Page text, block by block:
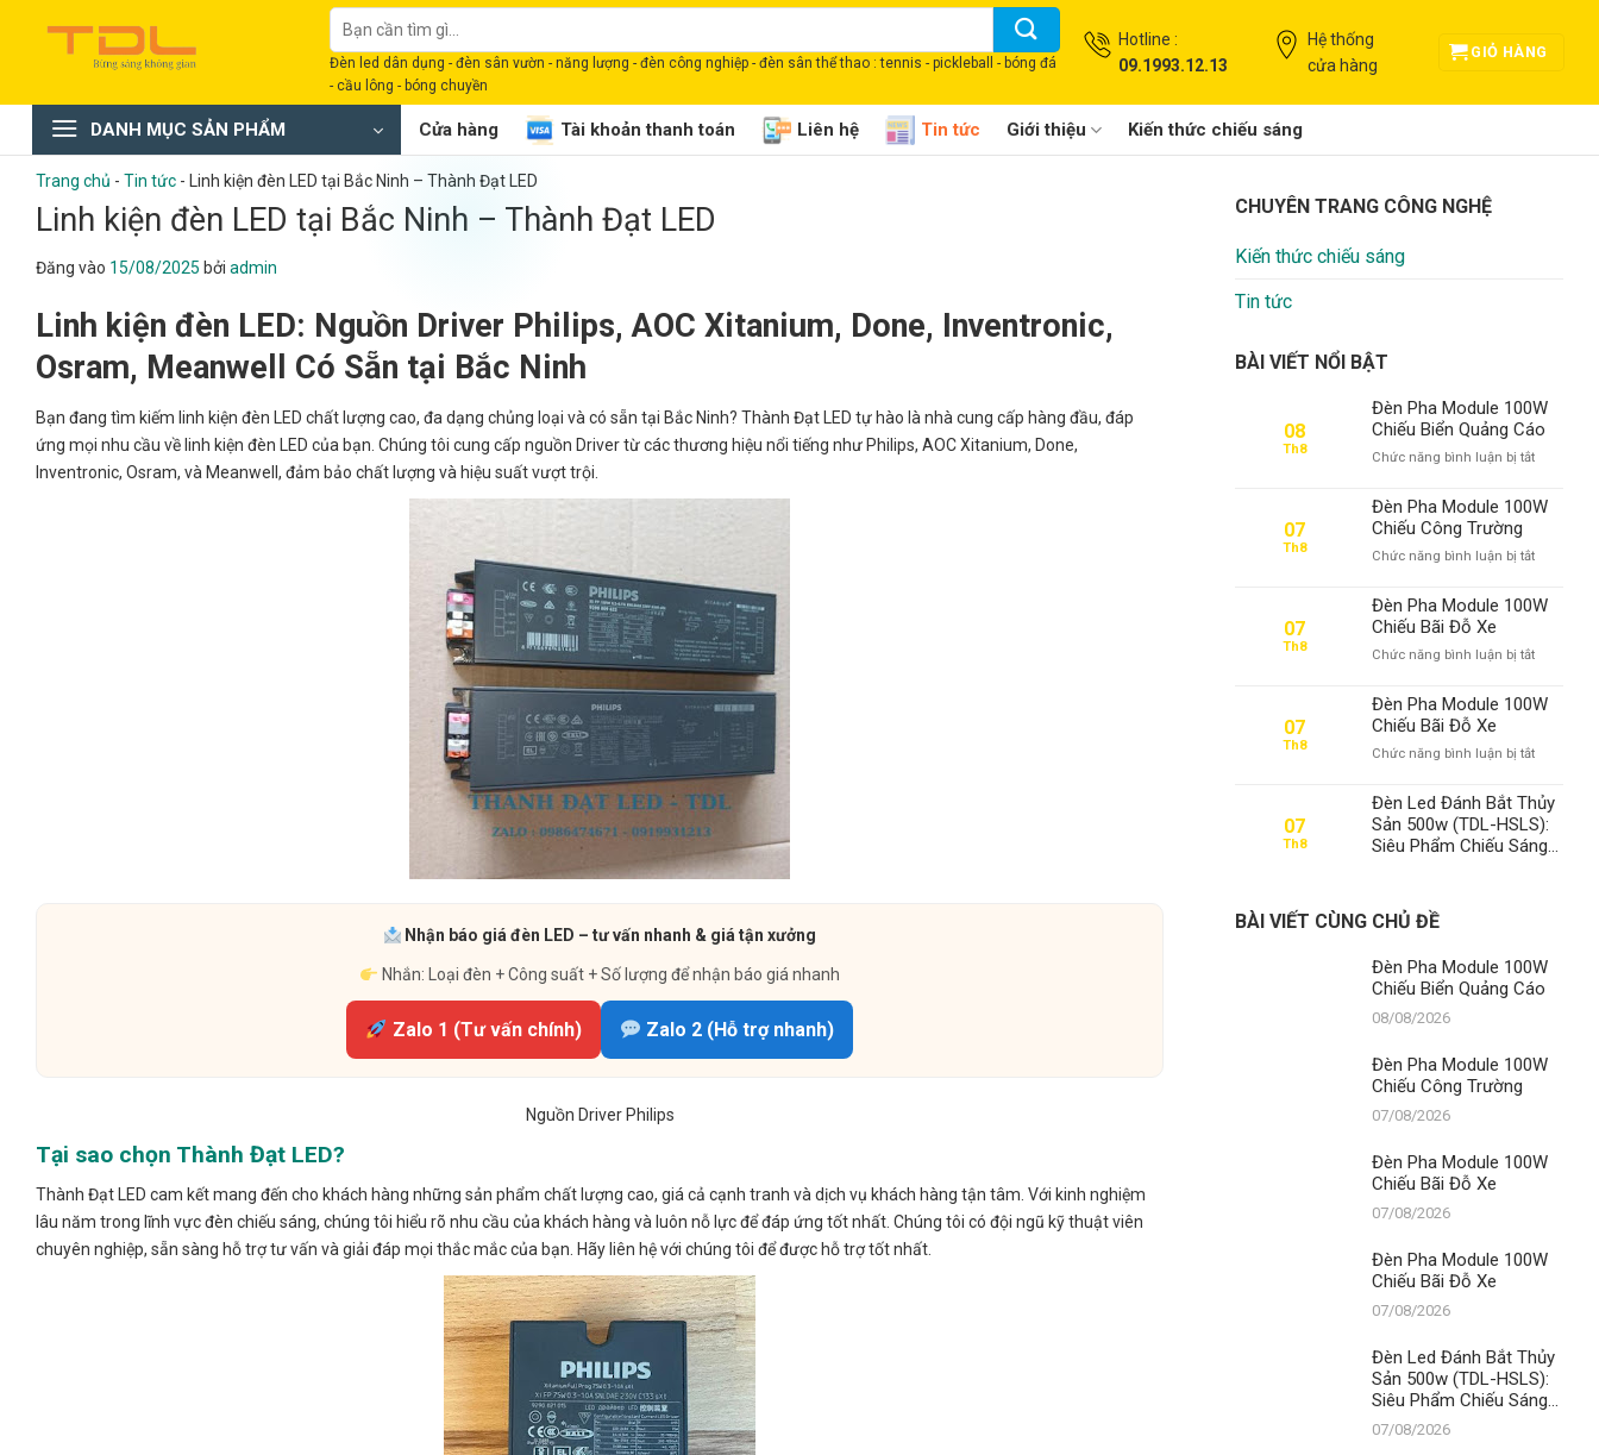
dung
Tìm
kiếm:
Đèn led dân dụng - đèn sân vườn - năng lượng - đèn công nghiệp - đèn sân thể thao : tennis - pickleball - bóng đá
- cầu lông - bóng chuyền
Hotline :
09.1993.12.13
Hệ thống
cửa hàng
GIỎ HÀNG
DANH MỤC SẢN PHẨM Cửa hàng Tài khoản thanh toán Liên hệ Tin tức Giới thiệu Kiến thức chiếu sáng
Trang chủ - Tin tức - Linh kiện đèn LED tại Bắc Ninh – Thành Đạt LED
Linh kiện đèn LED tại Bắc Ninh – Thành Đạt LED
Đăng vào 15/08/2025 bởi admin
Linh kiện đèn LED: Nguồn Driver Philips, AOC Xitanium, Done, Inventronic,
Osram, Meanwell Có Sẵn tại Bắc Ninh
Bạn đang tìm kiếm linh kiện đèn LED chất lượng cao, đa dạng chủng loại và có sẵn tại Bắc Ninh? Thành Đạt LED tự hào là nhà cung cấp hàng đầu, đáp
ứng mọi nhu cầu về linh kiện đèn LED của bạn. Chúng tôi cung cấp nguồn Driver từ các thương hiệu nổi tiếng như Philips, AOC Xitanium, Done,
Inventronic, Osram, và Meanwell, đảm bảo chất lượng và hiệu suất vượt trội.
Nhận báo giá đèn LED – tư vấn nhanh & giá tận xưởng
Nhắn: Loại đèn + Công suất + Số lượng để nhận báo giá nhanh
Zalo 1 (Tư vấn chính) Zalo 2 (Hỗ trợ nhanh)
Nguồn Driver Philips
Tại sao chọn Thành Đạt LED?
Thành Đạt LED cam kết mang đến cho khách hàng những sản phẩm chất lượng cao, giá cả cạnh tranh và dịch vụ khách hàng tận tâm. Với kinh nghiệm
lâu năm trong lĩnh vực đèn chiếu sáng, chúng tôi hiểu rõ nhu cầu của khách hàng và luôn nỗ lực để đáp ứng tốt nhất. Chúng tôi có đội ngũ kỹ thuật viên
chuyên nghiệp, sẵn sàng hỗ trợ tư vấn và giải đáp mọi thắc mắc của bạn. Hãy liên hệ với chúng tôi để được hỗ trợ tốt nhất.
CHUYÊN TRANG CÔNG NGHỆ
Kiến thức chiếu sáng
Tin tức
BÀI VIẾT NỔI BẬT
08
Th8
Đèn Pha Module 100W
Chiếu Biển Quảng Cáo
Chức năng bình luận bị tắtở
Pha
Module
Chiếu
Quảng
07
Th8
Đèn Pha Module 100W
Chiếu Công Trường
Chức năng bình luận bị tắtở
Pha
Module
Chiếu
Trường
07
Th8
Đèn Pha Module 100W
Chiếu Bãi Đỗ Xe
Chức năng bình luận bị tắtở
Pha
Module
Chiếu
Đỗ
Xe
07
Th8
Đèn Pha Module 100W
Chiếu Bãi Đỗ Xe
Chức năng bình luận bị tắtở
Pha
Module
100W
Chiếu
07
Th8
Đèn Led Đánh Bắt Thủy
Sản 500w (TDL-HSLS):
Siêu Phẩm Chiếu Sáng
BÀI VIẾT CÙNG CHỦ ĐỀ
Đèn Pha Module 100W
Chiếu Biển Quảng Cáo
08/08/2026
Đèn Pha Module 100W
Chiếu Công Trường
07/08/2026
Đèn Pha Module 100W
Chiếu Bãi Đỗ Xe
07/08/2026
Đèn Pha Module 100W
Chiếu Bãi Đỗ Xe
07/08/2026
Đèn Led Đánh Bắt Thủy
Sản 500w (TDL-HSLS):
Siêu Phẩm Chiếu Sáng
Từ Thanh Đạt LED –
Chìa Khóa Thành Công
07/08/2026